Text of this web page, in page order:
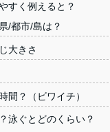
すく例えると？
/都市/島は？
大きさ
？（ビワイチ）
泳ぐとどのくらい？